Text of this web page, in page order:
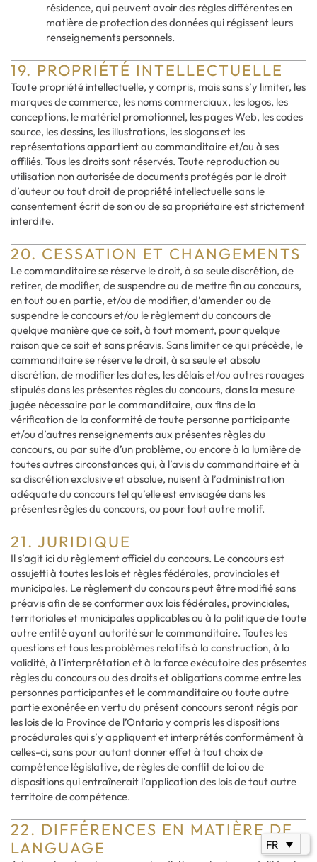
résidence, qui peuvent avoir des règles différentes en
matière de protection des données qui régissent leurs
renseignements personnels.
19. PROPRIÉTÉ INTELLECTUELLE
Toute propriété intellectuelle, y compris, mais sans s’y limiter, les
marques de commerce, les noms commerciaux, les logos, les
conceptions, le matériel promotionnel, les pages Web, les codes
source, les dessins, les illustrations, les slogans et les
représentations appartient au commanditaire et/ou à ses
affiliés. Tous les droits sont réservés. Toute reproduction ou
utilisation non autorisée de documents protégés par le droit
d’auteur ou tout droit de propriété intellectuelle sans le
consentement écrit de son ou de sa propriétaire est strictement
interdite.
20. CESSATION ET CHANGEMENTS
Le commanditaire se réserve le droit, à sa seule discrétion, de
retirer, de modifier, de suspendre ou de mettre fin au concours,
en tout ou en partie, et/ou de modifier, d’amender ou de
suspendre le concours et/ou le règlement du concours de
quelque manière que ce soit, à tout moment, pour quelque
raison que ce soit et sans préavis. Sans limiter ce qui précède, le
commanditaire se réserve le droit, à sa seule et absolu
discrétion, de modifier les dates, les délais et/ou autres rouages
stipulés dans les présentes règles du concours, dans la mesure
jugée nécessaire par le commanditaire, aux fins de la
vérification de la conformité de toute personne participante
et/ou d’autres renseignements aux présentes règles du
concours, ou par suite d’un problème, ou encore à la lumière de
toutes autres circonstances qui, à l’avis du commanditaire et à
sa discrétion exclusive et absolue, nuisent à l’administration
adéquate du concours tel qu’elle est envisagée dans les
présentes règles du concours, ou pour tout autre motif.
21. JURIDIQUE
Il s’agit ici du règlement officiel du concours. Le concours est
assujetti à toutes les lois et règles fédérales, provinciales et
municipales. Le règlement du concours peut être modifié sans
préavis afin de se conformer aux lois fédérales, provinciales,
territoriales et municipales applicables ou à la politique de toute
autre entité ayant autorité sur le commanditaire. Toutes les
questions et tous les problèmes relatifs à la construction, à la
validité, à l’interprétation et à la force exécutoire des présentes
règles du concours ou des droits et obligations comme entre les
personnes participantes et le commanditaire ou toute autre
partie exonérée en vertu du présent concours seront régis par
les lois de la Province de l’Ontario y compris les dispositions
procédurales qui s’y appliquent et interprétés conformément à
celles-ci, sans pour autant donner effet à tout choix de
compétence législative, de règles de conflit de loi ou de
dispositions qui entraînerait l’application des lois de tout autre
territoire de compétence.
22. DIFFÉRENCES EN MATIÈRE DE
LANGUAGE
FR